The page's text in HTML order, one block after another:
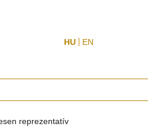
HU EN
reprezentatív